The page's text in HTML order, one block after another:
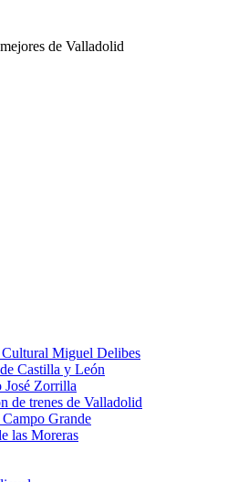
de Valladolid
Miguel Delibes
Castilla y León
José Zorrilla
de trenes de Valladolid
Campo Grande
las Moreras